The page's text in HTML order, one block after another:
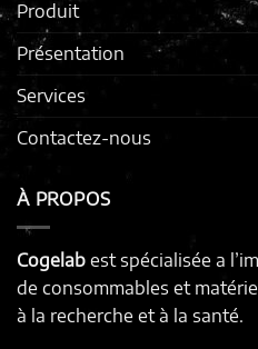
Produit
Présentation
Services
Contactez-nous
À PROPOS
Cogelab est spécialisée a
de consommables et
à la recherche et à la santé.